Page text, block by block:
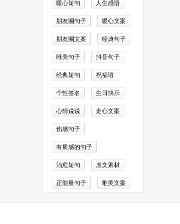
暖心短句 人生感悟
朋友圈句子 暖心文案
朋友圈文案 经典句子
唯美句子 抖音句子
经典短句 祝福语
个性签名 生日快乐
心情说说 走心文案
伤感句子
有质感的句子
治愈短句 虐文素材
正能量句子 唯美文案